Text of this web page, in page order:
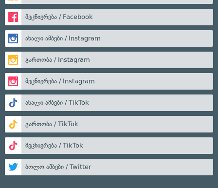
მეცნიერება / Facebook
ახალი ამბები / Instagram
გართობა / Instagram
მეცნიერება / Instagram
ახალი ამბები / TikTok
გართობა / TikTok
მეცნიერება / TikTok
ბოლო ამბები / Twitter